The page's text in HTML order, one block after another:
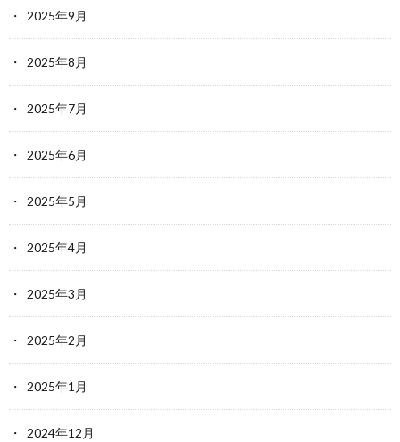
2025年9月
2025年8月
2025年7月
2025年6月
2025年5月
2025年4月
2025年3月
2025年2月
2025年1月
2024年12月